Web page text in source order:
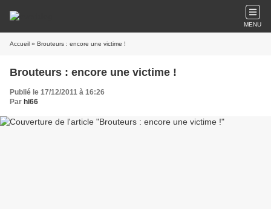
MENU
Accueil » Brouteurs : encore une victime !
Brouteurs : encore une victime !
Publié le 17/12/2011 à 16:26
Par hl66